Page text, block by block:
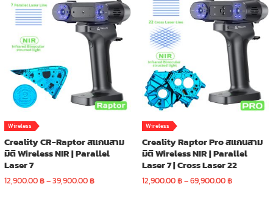
The
options
may
chosen
on
the
product
Wireless
Creality CR-Raptor สแกนสาม
มิติ Wireless NIR | Parallel
Laser 7
12,900.00฿–39,900.00฿Price
Wireless
Creality Raptor Pro สแกนสาม
มิติ Wireless NIR | Parallel
Laser 7 | Cross Laser 22
12,900.00฿–69,900.00฿Price